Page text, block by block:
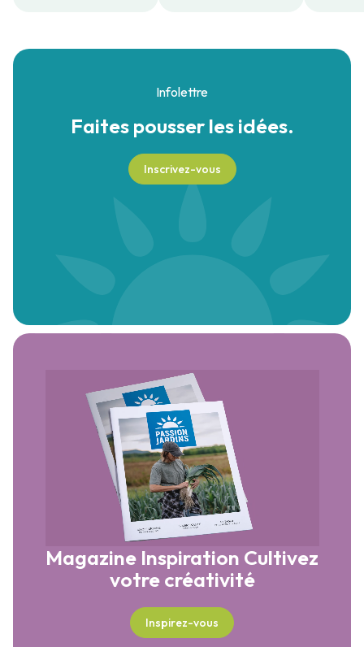
Infolettre
Faites pousserles idées.
Inscrivez-vous
Magazine Inspiration Cultivez
votre créativité
Inspirez-vous